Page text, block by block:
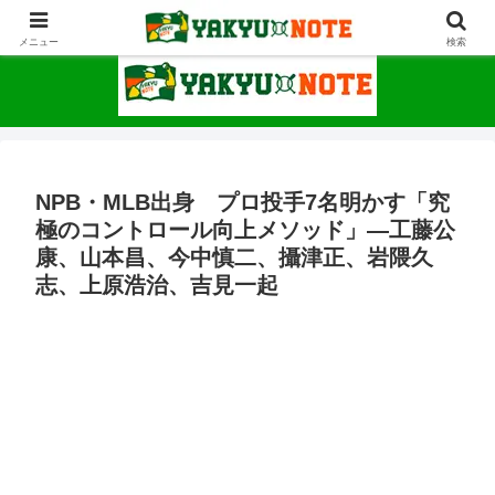
野球が上手くなるための情報サイト
NPB・MLB出身 プロ投手7名明かす「究
極のコントロール向上メソッド」―工藤公
康、山本昌、今中慎二、攝津正、岩隈久
志、上原浩治、吉見一起
メニュー 検索